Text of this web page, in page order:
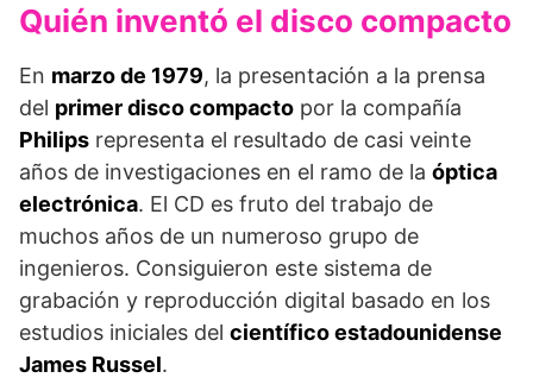
Quién inventó el disco compacto
En marzo de 1979, la presentación a la prensa
del primer disco compacto por la compañía
Philips representa el resultado de casi veinte
años de investigaciones en el ramo de la óptica
electrónica. El CD es fruto del trabajo de
muchos años de un numeroso grupo de
ingenieros. Consiguieron este sistema de
grabación y reproducción digital basado en los
estudios iniciales del científico estadounidense
James Russel.